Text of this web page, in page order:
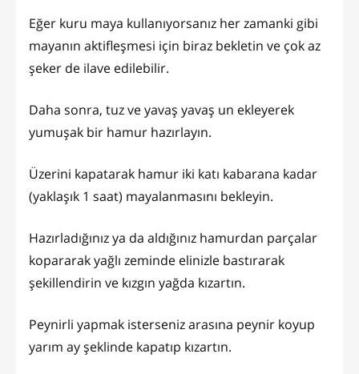
Eğer kuru maya kullanıyorsanız her zamanki gibi
mayanın aktifleşmesi için biraz bekletin ve çok az
şeker de ilave edilebilir.
Daha sonra, tuz ve yavaş yavaş un ekleyerek
yumuşak bir hamur hazırlayın.
Üzerini kapatarak hamur iki katı kabarana kadar
(yaklaşık 1 saat) mayalanmasını bekleyin.
Hazırladığınız ya da aldığınız hamurdan parçalar
kopararak yağlı zeminde elinizle bastırarak
şekillendirin ve kızgın yağda kızartın.
Peynirli yapmak isterseniz arasına peynir koyup
yarım ay şeklinde kapatıp kızartın.